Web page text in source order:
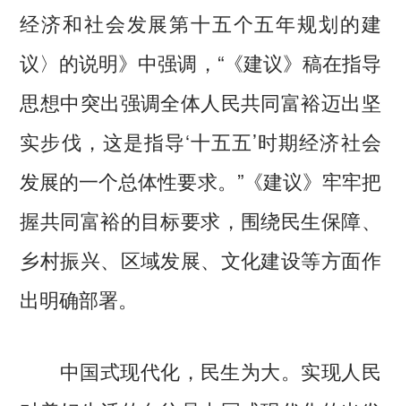
经济和社会发展第十五个五年规划的建
议〉的说明》中强调，“《建议》稿在指导
思想中突出强调全体人民共同富裕迈出坚
实步伐，这是指导‘十五五’时期经济社会
发展的一个总体性要求。”《建议》牢牢把
握共同富裕的目标要求，围绕民生保障、
乡村振兴、区域发展、文化建设等方面作
出明确部署。
中国式现代化，民生为大。实现人民